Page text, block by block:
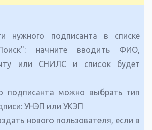
нужного подписанта в списке
начните вводить ФИО,
или СНИЛС и список будет
подписанта можно выбрать тип
УНЭП или УКЭП
нового пользователя, если в